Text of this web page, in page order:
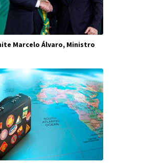
Marcelo Álvaro, Ministro